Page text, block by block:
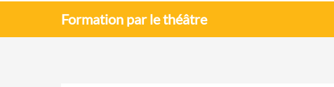
Formation par le théâtre